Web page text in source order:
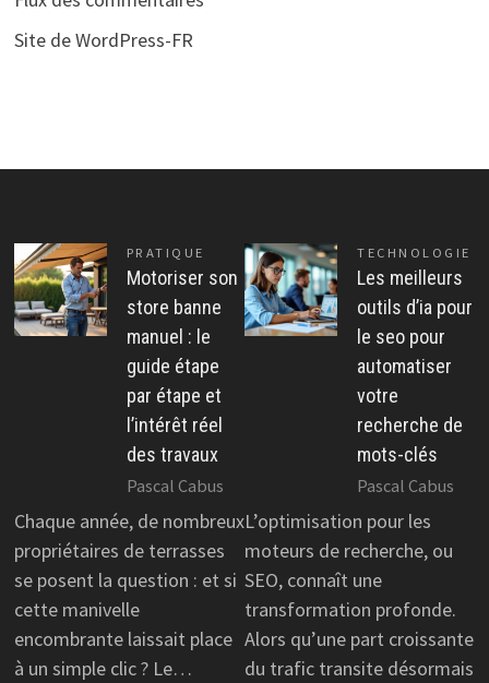
Site de WordPress-FR
PRATIQUE
Motoriser son
store banne
manuel : le
guide étape
par étape et
l’intérêt réel
des travaux
Pascal Cabus
Chaque année, de nombreux
propriétaires de terrasses
se posent la question : et si
cette manivelle
encombrante laissait place
à un simple clic ? Le…
TECHNOLOGIE
Les meilleurs
outils d’ia pour
le seo pour
automatiser
votre
recherche de
mots-clés
Pascal Cabus
L’optimisation pour les
moteurs de recherche, ou
SEO, connaît une
transformation profonde.
Alors qu’une part croissante
du trafic transite désormais